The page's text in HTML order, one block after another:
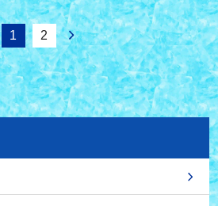
1 2